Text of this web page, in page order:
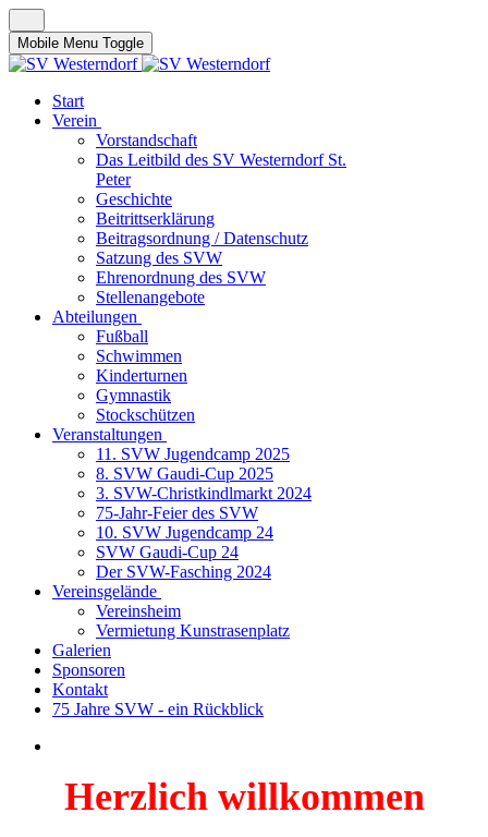
Mobile Menu Toggle
Start
Verein
Vorstandschaft
Das Leitbild des SV Westerndorf St.
Peter
Geschichte
Beitrittserklärung
Beitragsordnung / Datenschutz
Satzung des SVW
Ehrenordnung des SVW
Stellenangebote
Abteilungen
Fußball
Schwimmen
Kinderturnen
Gymnastik
Stockschützen
Veranstaltungen
11. SVW Jugendcamp 2025
8. SVW Gaudi-Cup 2025
3. SVW-Christkindlmarkt 2024
75-Jahr-Feier des SVW
10. SVW Jugendcamp 24
SVW Gaudi-Cup 24
Der SVW-Fasching 2024
Vereinsgelände
Vereinsheim
Vermietung Kunstrasenplatz
Galerien
Sponsoren
Kontakt
75 Jahre SVW - ein Rückblick
Herzlich willkommen